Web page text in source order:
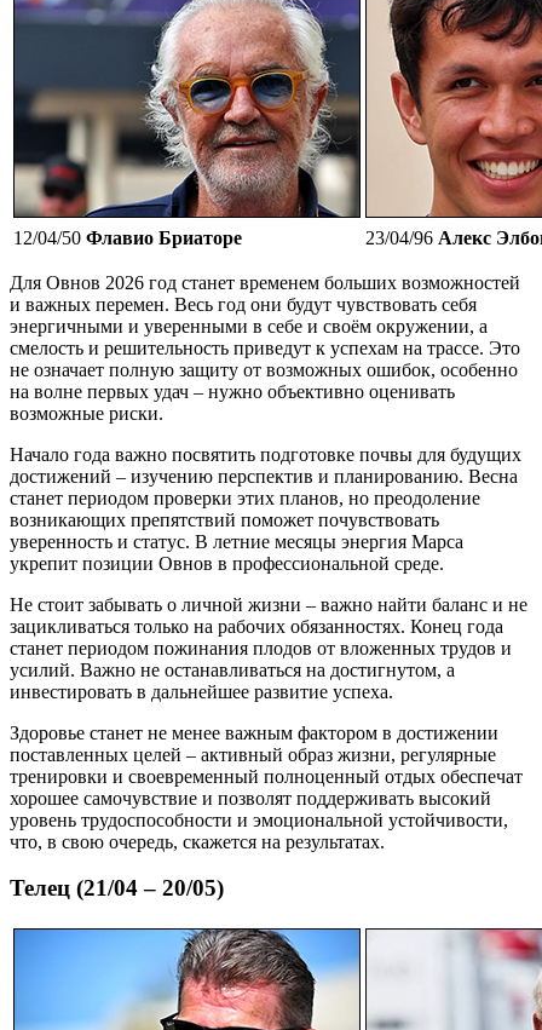
12/04/50 Флавио Бриаторе 23/04/96 Алекс
Для Овнов 2026 год станет временем больших возможностей
и важных перемен. Весь год они будут чувствовать себя
энергичными и уверенными в себе и своём окружении, а
смелость и решительность приведут к успехам на трассе. Это
не означает полную защиту от возможных ошибок, особенно
на волне первых удач – нужно объективно оценивать
возможные риски.
Начало года важно посвятить подготовке почвы для будущих
достижений – изучению перспектив и планированию. Весна
станет периодом проверки этих планов, но преодоление
возникающих препятствий поможет почувствовать
уверенность и статус. В летние месяцы энергия Марса
укрепит позиции Овнов в профессиональной среде.
Не стоит забывать о личной жизни – важно найти баланс и не
зацикливаться только на рабочих обязанностях. Конец года
станет периодом пожинания плодов от вложенных трудов и
усилий. Важно не останавливаться на достигнутом, а
инвестировать в дальнейшее развитие успеха.
Здоровье станет не менее важным фактором в достижении
поставленных целей – активный образ жизни, регулярные
тренировки и своевременный полноценный отдых обеспечат
хорошее самочувствие и позволят поддерживать высокий
уровень трудоспособности и эмоциональной устойчивости,
что, в свою очередь, скажется на результатах.
Телец (21/04 – 20/05)